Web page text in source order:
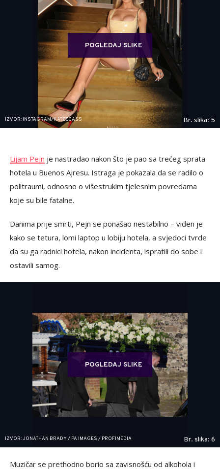
POGLEDAJ SLIKE
IZVOR: INSTAGRAM/KATEECASS Br. slika: 5
Lijam Pejn je nastradao nakon što je pao sa trećeg sprata
hotela u Buenos Ajresu. Istraga je pokazala da se radilo o
politraumi, odnosno o višestrukim tjelesnim povredama
koje su bile fatalne.
Danima prije smrti, Pejn se ponašao nestabilno – viđen je
kako se tetura, lomi laptop u lobiju hotela, a svjedoci tvrde
da su ga radnici hotela, nakon incidenta, ispratili do sobe i
ostavili samog.
POGLEDAJ SLIKE
IZVOR: JONATHAN BRADY / PA IMAGES / PROFIMEDIA Br. slika: 6
Muzičar se prethodno borio sa zavisnošću od alkohola i